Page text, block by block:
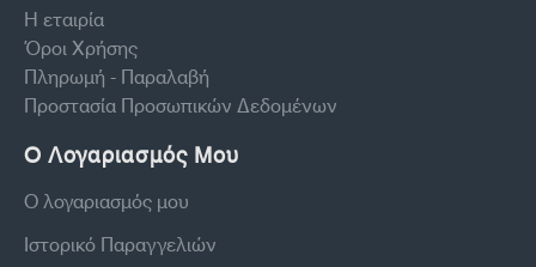
Η εταιρία
Όροι Χρήσης
Πληρωμή - Παραλαβή
Προστασία Προσωπικών Δεδομένων
Ο Λογαριασμός Μου
Ο λογαριασμός μου
Ιστορικό Παραγγελιών